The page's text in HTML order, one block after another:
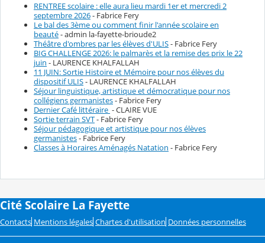
RENTREE scolaire : elle aura lieu mardi 1er et mercredi 2
septembre 2026- Fabrice Fery
Le bal des 3ème ou comment finir l'année scolaire en
beauté- admin la-fayette-brioude2
Théâtre d'ombres par les élèves d'ULIS- Fabrice Fery
BIG CHALLENGE 2026: le palmarès et la remise des prix le 22
juin - LAURENCE KHALFALLAH
11 JUIN: Sortie Histoire et Mémoire pour nos élèves du
dispositif ULIS- LAURENCE KHALFALLAH
Séjour linguistique, artistique et démocratique pour nos
collégiens germanistes- Fabrice Fery
Dernier Café littéraire - CLAIRE VUE
Sortie terrain SVT- Fabrice Fery
Séjour pédagogique et artistique pour nos élèves
germanistes- Fabrice Fery
Classes à Horaires Aménagés Natation - Fabrice Fery
Cité Scolaire La Fayette
Contacts Mentions légales Chartes d'utilisation Données personnelles